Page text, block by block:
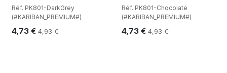
Réf. PK801-DarkGrey
(#KARIBAN_PREMIUM#)
4,73 € 4,93€
Réf. PK801-Chocolate
(#KARIBAN_PREMIUM#)
4,73€ 4,93€